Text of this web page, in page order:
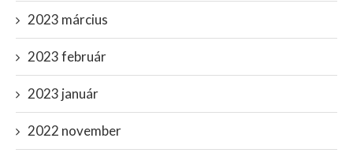
2023 március
2023 február
2023 január
2022 november